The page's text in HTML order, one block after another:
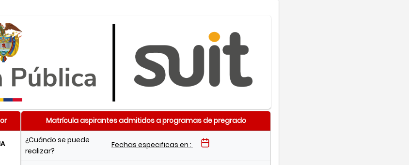
Matrícula aspirantes admitidos a programas de pregrado
¿Cuándo se puede
realizar?
Fechas especificas en :